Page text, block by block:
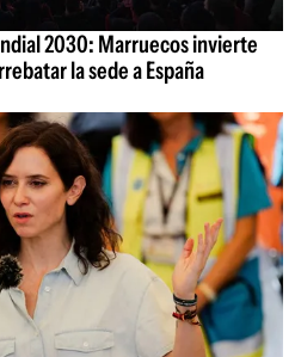
2030: Marruecos invierte
la sede a España